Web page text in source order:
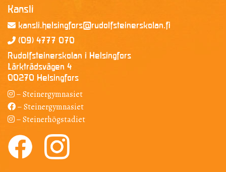
Kansli
kansli.helsingfors@rudolfsteinerskolan.fi
(09) 4777 070
Rudolfsteinerskolan i Helsingfors
Lärkträdsvägen 4
00270 Helsingfors
– Steinergymnasiet
– Steinergymnasiet
– Steinerhögstadiet